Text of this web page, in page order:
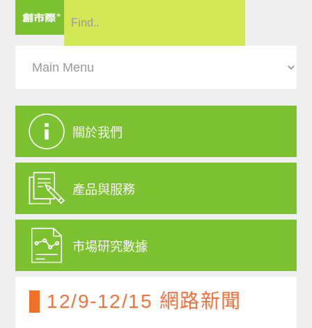
關於我們
產品與服務
市場研究數據
12/9-12/15 網路新聞